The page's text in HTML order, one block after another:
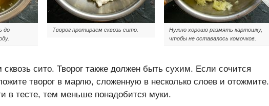
до
Творог протираем сквозь сито.
Нужно хорошо размять картошку,
чтобы не оставалось комочков.
сквозь сито. Творог также должен быть сухим. Если сочится
творог в марлю, сложенную в несколько слоев и отожмите.
в тесте, тем меньше понадобится муки.